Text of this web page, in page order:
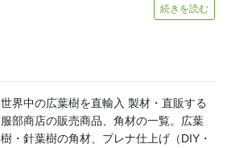
続きを読む
世界中の広葉樹を直輸入 製材・直販する
服部商店の販売商品、角材の一覧。広葉
樹・針葉樹の角材、プレナ仕上げ（DIY・